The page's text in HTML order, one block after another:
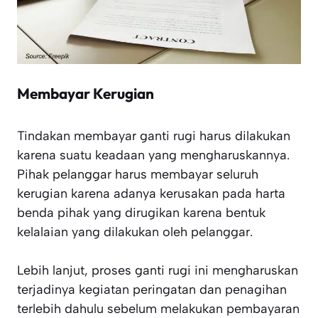
Membayar Kerugian
Tindakan membayar ganti rugi harus dilakukan
karena suatu keadaan yang mengharuskannya.
Pihak pelanggar harus membayar seluruh
kerugian karena adanya kerusakan pada harta
benda pihak yang dirugikan karena bentuk
kelalaian yang dilakukan oleh pelanggar.
Lebih lanjut, proses ganti rugi ini mengharuskan
terjadinya kegiatan peringatan dan penagihan
terlebih dahulu sebelum melakukan pembayaran